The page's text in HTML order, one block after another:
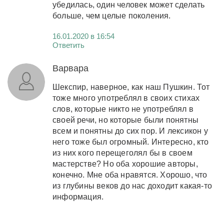
убедилась, один человек может сделать
больше, чем целые поколения.
16.01.2020 в 16:54
Ответить
Варвара
Шекспир, наверное, как наш Пушкин. Тот
тоже много употреблял в своих стихах
слов, которые никто не употреблял в
своей речи, но которые были понятны
всем и понятны до сих пор. И лексикон у
него тоже был огромный. Интересно, кто
из них кого перещеголял бы в своем
мастерстве? Но оба хорошие авторы,
конечно. Мне оба нравятся. Хорошо, что
из глубины веков до нас доходит какая-то
информация.